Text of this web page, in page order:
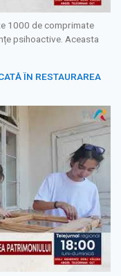
1000 de comprimate
psihoactive. Aceasta
ÎN RESTAURAREA